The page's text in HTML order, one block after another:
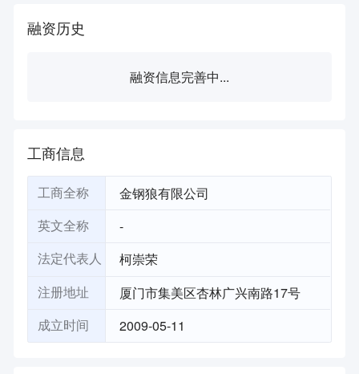
融资历史
融资信息完善中...
工商信息
工商全称 金钢狼有限公司
英文全称 -
法定代表人 柯崇荣
注册地址 厦门市集美区杏林广兴南路17号
成立时间 2009-05-11